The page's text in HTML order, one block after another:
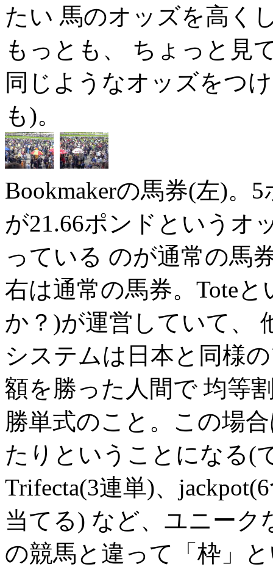
たい 馬のオッズを高く
もっとも、 ちょっと見
同じようなオッズをつ
も)。
Bookmakerの馬券(左)。
が21.66ポンドというオ
っている のが通常の馬
右は通常の馬券。Tote
か？)が運営していて、
システムは日本と同様
額を勝った人間で 均等
勝単式のこと。この場
たりということになる(
Trifecta(3連単)、
当てる) など、ユニーク
の競馬と違って「枠」